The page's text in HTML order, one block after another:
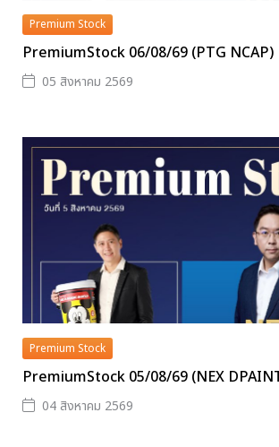
Premium Stock
PremiumStock 06/08/69 (PTG NCAP)
05 สิงหาคม 2569
Premium Stock
PremiumStock 05/08/69 (NEX
04 สิงหาคม 2569